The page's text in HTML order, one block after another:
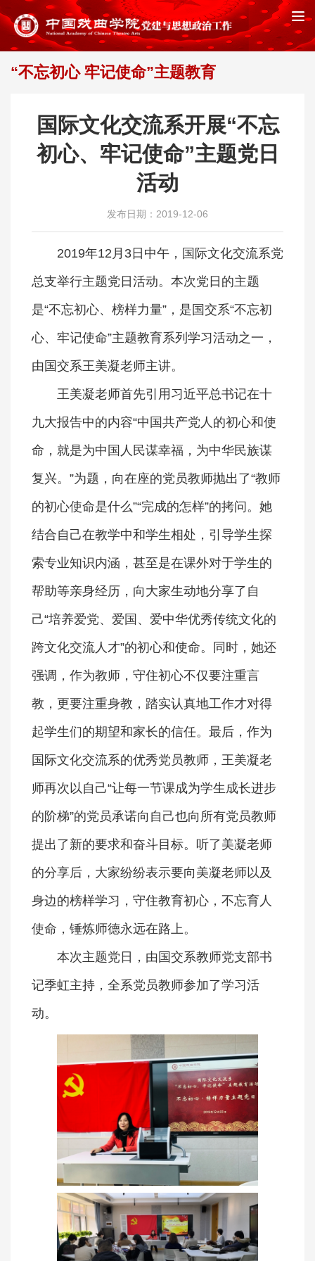
“不忘初心 牢记使命”主题教育
国际文化交流系开展“不忘
初心、牢记使命”主题党日
活动
发布日期：2019-12-06
2019年12月3日中午，国际文化交流系党
总支举行主题党日活动。本次党日的主题
是“不忘初心、榜样力量”，是国交系“不忘初
心、牢记使命”主题教育系列学习活动之一，
由国交系王美凝老师主讲。
王美凝老师首先引用习近平总书记在十
九大报告中的内容“中国共产党人的初心和使
命，就是为中国人民谋幸福，为中华民族谋
复兴。”为题，向在座的党员教师抛出了“教师
的初心使命是什么”“完成的怎样”的拷问。她
结合自己在教学中和学生相处，引导学生探
索专业知识内涵，甚至是在课外对于学生的
帮助等亲身经历，向大家生动地分享了自
己“培养爱党、爱国、爱中华优秀传统文化的
跨文化交流人才”的初心和使命。同时，她还
强调，作为教师，守住初心不仅要注重言
教，更要注重身教，踏实认真地工作才对得
起学生们的期望和家长的信任。最后，作为
国际文化交流系的优秀党员教师，王美凝老
师再次以自己“让每一节课成为学生成长进步
的阶梯”的党员承诺向自己也向所有党员教师
提出了新的要求和奋斗目标。听了美凝老师
的分享后，大家纷纷表示要向美凝老师以及
身边的榜样学习，守住教育初心，不忘育人
使命，锤炼师德永远在路上。
本次主题党日，由国交系教师党支部书
记季虹主持，全系党员教师参加了学习活
动。